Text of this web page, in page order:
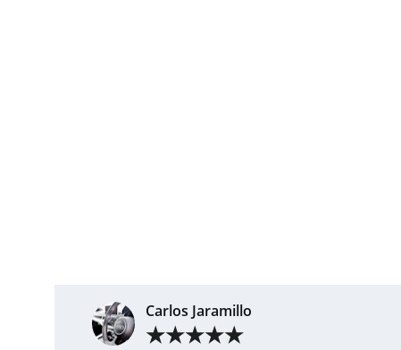
★★★★★
Carlos Jaramillo